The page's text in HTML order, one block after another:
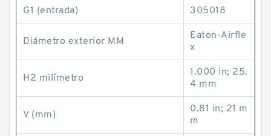
G1 (entrada) 305018
Diámetro exterior MM
Eaton-Airfle
x
H2 milímetro
1.000 in; 25.
4 mm
V (mm)
0.81 in; 21 m
m